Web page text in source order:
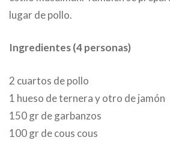
lugar de pollo.
Ingredientes (4 personas)
2 cuartos de pollo
1 hueso de ternera y otro de jamón
150 gr de garbanzos
100 gr de cous cous